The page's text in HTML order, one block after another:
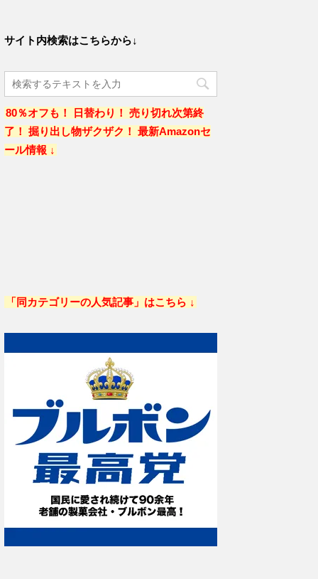
サイト内検索はこちらから↓
80％オフも！ 日替わり！ 売り切れ次第終
了！ 掘り出し物ザクザク！ 最新Amazonセ
ール情報 ↓
「同カテゴリーの人気記事」はこちら ↓